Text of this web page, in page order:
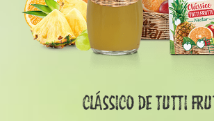
CLÁSSICO DE TUTTI